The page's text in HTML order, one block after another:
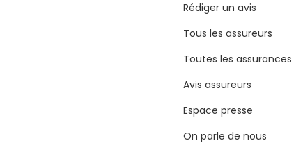
Rédiger un avis
Tous les assureurs
Toutes les assurances
Avis assureurs
Espace presse
On parle de nous